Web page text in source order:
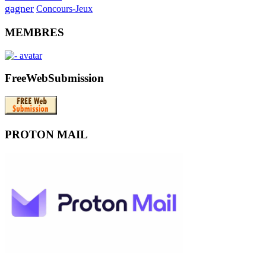
gagner Concours-Jeux
MEMBRES
FreeWebSubmission
PROTON MAIL